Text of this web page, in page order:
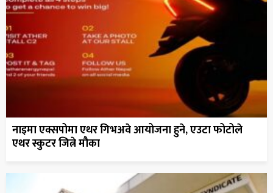
नाइमा एक्सपोमा एथर गिभअवे आयोजना हुने, एउटा फोटोले
एथर स्कुटर जित्ने मौका